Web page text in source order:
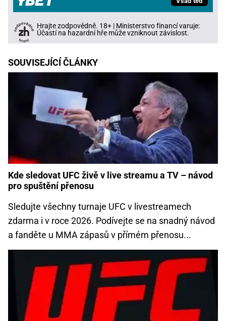
Hrajte zodpovědně. 18+ | Ministerstvo financí varuje:
Účastí na hazardní hře může vzniknout závislost.
SOUVISEJÍCÍ ČLÁNKY
Kde sledovat UFC živě v live streamu a TV – návod
pro spuštění přenosu
Sledujte všechny turnaje UFC v livestreamech
zdarma i v roce 2026. Podívejte se na snadný návod
a fanděte u MMA zápasů v přímém přenosu...